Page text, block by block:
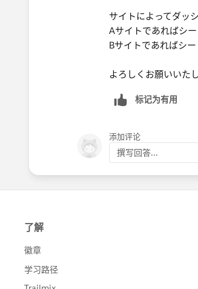
サイトによってダッ
Aサイトであればシ
Bサイトであればシ
よろしくお願いいたし
标记为有用
添加评论
撰写回答...